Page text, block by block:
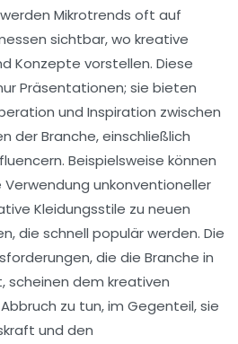
Mikrotrends oft auf
sichtbar, wo kreative
Konzepte vorstellen. Diese
Präsentationen; sie bieten
und Inspiration zwischen
der Branche, einschließlich
Beispielsweise können
Verwendung unkonventioneller
Kleidungsstile zu neuen
die schnell populär werden. Die
die die Branche in
scheinen dem kreativen
zu tun, im Gegenteil, sie
und den